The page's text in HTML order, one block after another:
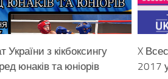
України з кікбоксингу
юнаків та юніорів
X
2017